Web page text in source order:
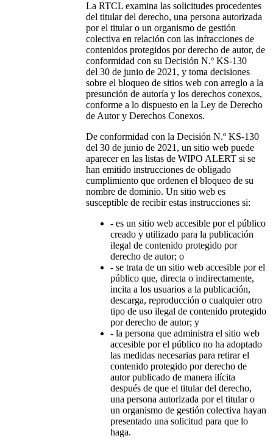
La RTCL examina las solicitudes procedentes
del titular del derecho, una persona autorizada
por el titular o un organismo de gestión
colectiva en relación con las infracciones de
contenidos protegidos por derecho de autor, de
conformidad con su Decisión N.º KS-130
del 30 de junio de 2021, y toma decisiones
sobre el bloqueo de sitios web con arreglo a la
presunción de autoría y los derechos conexos,
conforme a lo dispuesto en la Ley de Derecho
de Autor y Derechos Conexos.
De conformidad con la Decisión N.º KS-130
del 30 de junio de 2021, un sitio web puede
aparecer en las listas de WIPO ALERT si se
han emitido instrucciones de obligado
cumplimiento que ordenen el bloqueo de su
nombre de dominio. Un sitio web es
susceptible de recibir estas instrucciones si:
- es un sitio web accesible por el público
creado y utilizado para la publicación
ilegal de contenido protegido por
derecho de autor; o
- se trata de un sitio web accesible por el
público que, directa o indirectamente,
incita a los usuarios a la publicación,
descarga, reproducción o cualquier otro
tipo de uso ilegal de contenido protegido
por derecho de autor; y
- la persona que administra el sitio web
accesible por el público no ha adoptado
las medidas necesarias para retirar el
contenido protegido por derecho de
autor publicado de manera ilícita
después de que el titular del derecho,
una persona autorizada por el titular o
un organismo de gestión colectiva hayan
presentado una solicitud para que lo
haga.